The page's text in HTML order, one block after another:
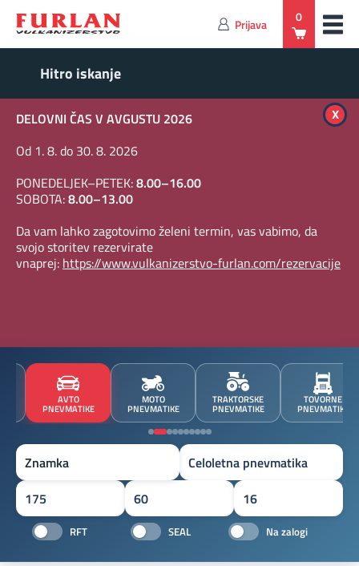
Prijava 0
DELOVNI ČAS V AVGUSTU 2026
Od 1. 8. do 30. 8. 2026
PONEDELJEK–PETEK:8.00–16.00
SOBOTA:8.00–13.00
Da vam lahko zagotovimo želeni termin, vas vabimo, da
svojo storitev rezervirate
vnaprej: https://www.vulkanizerstvo-furlan.com/rezervacije
x
AVTO
PNEVMATIKE
MOTO
PNEVMATIKE
TRAKTORSKE
PNEVMATIKE
TOVORNE
PNEVMATIKE
Znamka
RFT SEAL Na zalogi